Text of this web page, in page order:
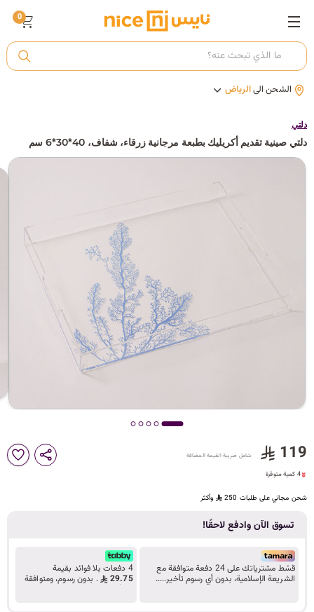
أ
ا
الشحن الىالرياض
0
دلتي
دلتي صينية تقديم أكريليك بطبعة مرجانية زرقاء، شفاف، 40*30*6 سم
119 شامل ضريبة القيمة المضافة
4 كمية متوفرة
4 كمية متوفرة
شحن مجاني على طلبات 250 وأكثر
تسوق الآن وادفع لاحقًا!
قسّط مشترياتك على 24 دفعة متوافقة مع
الشريعة الإسلامية، بدون أي رسوم تأخير.....
4 دفعات بلا فوائد بقيمة
29.75
. بدون رسوم، ومتوافقة